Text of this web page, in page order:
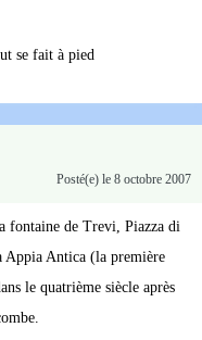
se fait à pied
Posté(e) le 8 octobre 2007
fontaine de Trevi, Piazza di
Appia Antica (la première
le quatrième siècle après